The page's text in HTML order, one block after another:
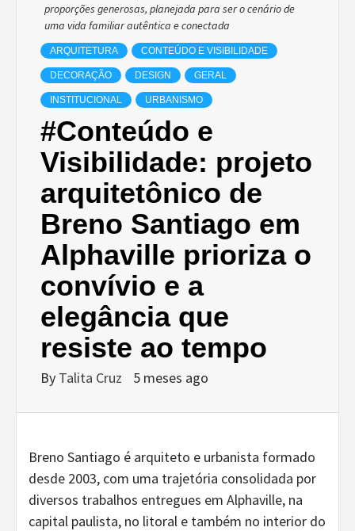
proporções generosas, planejada para ser o cenário de
uma vida familiar autêntica e conectada
ARQUITETURA CONTEÚDO E VISIBILIDADE
DECORAÇÃO DESIGN GERAL
INSTITUCIONAL URBANISMO
#Conteúdo e
Visibilidade: projeto
arquitetônico de
Breno Santiago em
Alphaville prioriza o
convívio e a
elegância que
resiste ao tempo
By Talita Cruz 5 meses ago
Breno Santiago é arquiteto e urbanista formado
desde 2003, com uma trajetória consolidada por
diversos trabalhos entregues em Alphaville, na
capital paulista, no litoral e também no interior do